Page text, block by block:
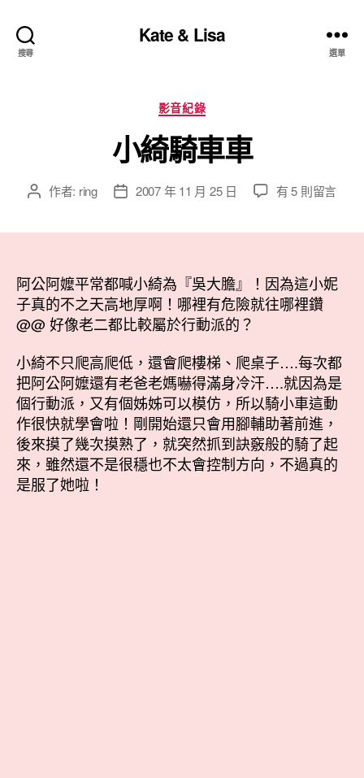
搜尋
Kate & Lisa
選單
分
類
影音紀錄
小綺騎車車
文 作者: ring
文
期
2007 年 11 月 25 日
在
車〉
中
有 5 則留言
阿公阿嬤平常都喊小綺為『吳大膽』！因為這小妮
子真的不之天高地厚啊！哪裡有危險就往哪裡鑽
@@ 好像老二都比較屬於行動派的？
小綺不只爬高爬低，還會爬樓梯、爬桌子….每次都
把阿公阿嬤還有老爸老媽嚇得滿身冷汗….就因為是
個行動派，又有個姊姊可以模仿，所以騎小車這動
作很快就學會啦！剛開始還只會用腳輔助著前進，
後來摸了幾次摸熟了，就突然抓到訣竅般的騎了起
來，雖然還不是很穩也不太會控制方向，不過真的
是服了她啦！